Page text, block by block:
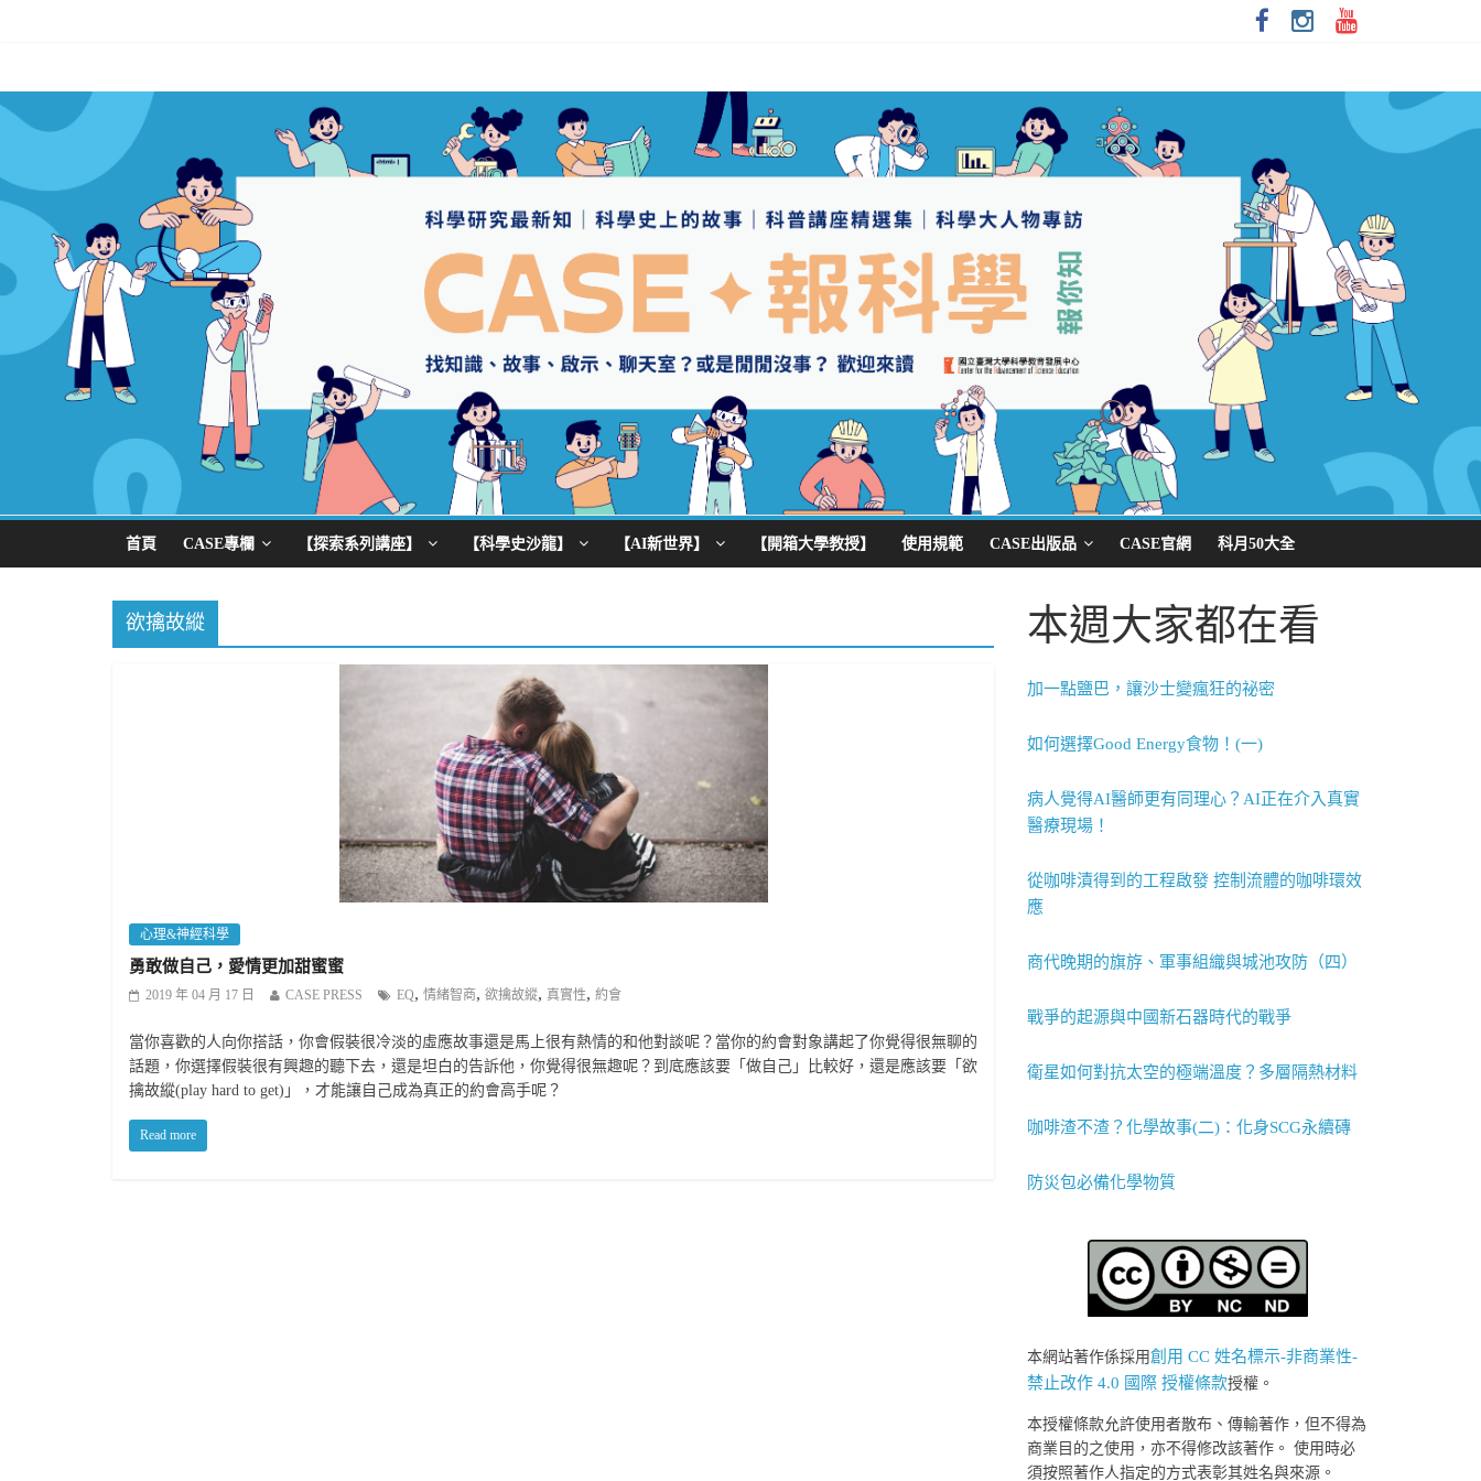
首頁 CASE專欄 【探索系列講座】 【科學史沙龍】 【AI新世界】 【開箱大學教授】 使用規範 CASE出版品 CASE官網 科月50大全
欲擒故縱
心理&神經科學
勇敢做自己，愛情更加甜蜜蜜
2019 年 04 月 17 日 CASE PRESS EQ, 情緒智商, 欲擒故縱, 真實性, 約會
當你喜歡的人向你搭話，你會假裝很冷淡的虛應故事還是馬上很有熱情的和他對談呢？當你的約會對象講起了你覺得很無聊的
話題，你選擇假裝很有興趣的聽下去，還是坦白的告訴他，你覺得很無趣呢？到底應該要「做自己」比較好，還是應該要「欲
擒故縱(play hard to get)」，才能讓自己成為真正的約會高手呢？
Read more
本週大家都在看
加一點鹽巴，讓沙士變瘋狂的祕密
如何選擇Good Energy食物！(一)
病人覺得AI醫師更有同理心？AI正在介入真實
醫療現場！
從咖啡漬得到的工程啟發 控制流體的咖啡環效
應
商代晚期的旗斿、軍事組織與城池攻防（四）
戰爭的起源與中國新石器時代的戰爭
衛星如何對抗太空的極端溫度？多層隔熱材料
咖啡渣不渣？化學故事(二)：化身SCG永續磚
防災包必備化學物質
本網站著作係採用創用 CC 姓名標示-非商業性-
禁止改作 4.0 國際 授權條款授權。
本授權條款允許使用者散布、傳輸著作，但不得為
商業目的之使用，亦不得修改該著作。 使用時必
須按照著作人指定的方式表彰其姓名與來源。